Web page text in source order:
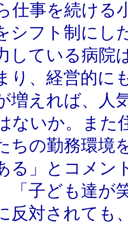
仕事を続ける
シフト制に
している病院
り、経営的に
増えれば、人
ないか。また
ちの勤務環境
る」とコメン
「子ども達が
反対されても